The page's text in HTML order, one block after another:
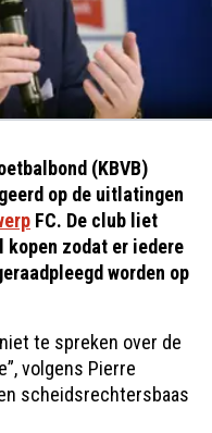
(KBVB)
op de uitlatingen
FC. De club liet
zodat er iedere
worden op
te spreken over de
volgens Pierre
scheidsrechtersbaas